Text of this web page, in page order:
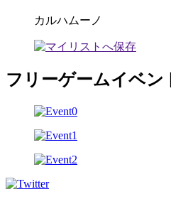
カルハムーノ
フリーゲームイベン